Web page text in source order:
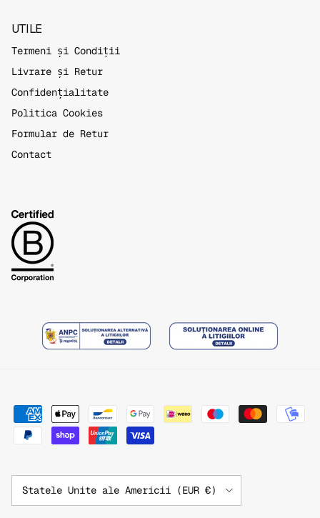
UTILE
Termeni și Condiții
Livrare și Retur
Confidențialitate
Politica Cookies
Formular de Retur
Contact
Țară/Regiune
Statele Unite ale Americii (EUR €)